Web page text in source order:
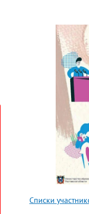
Списки